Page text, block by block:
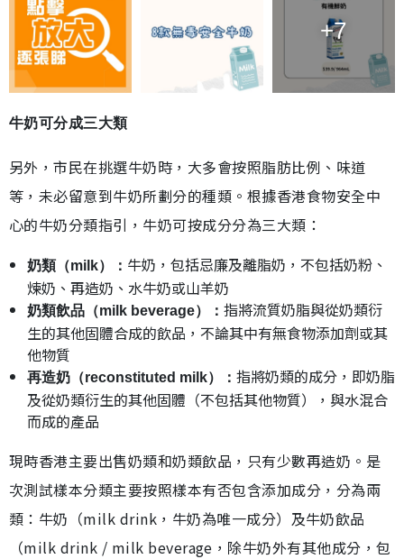
+7
牛奶可分成三大類
另外，市民在挑選牛奶時，大多會按照脂肪比例、味道
等，未必留意到牛奶所劃分的種類。根據香港食物安全中
心的牛奶分類指引，牛奶可按成分分為三大類：
奶類（milk）： 牛奶，包括忌廉及離脂奶，不包括奶粉、
煉奶、再造奶、水牛奶或山羊奶
奶類飲品（milk beverage）： 指將流質奶脂與從奶類衍
生的其他固體合成的飲品，不論其中有無食物添加劑或其
他物質
再造奶（reconstituted milk）： 指將奶類的成分，即奶脂
及從奶類衍生的其他固體（不包括其他物質），與水混合
而成的產品
現時香港主要出售奶類和奶類飲品，只有少數再造奶。是
次測試樣本分類主要按照樣本有否包含添加成分，分為兩
類：牛奶（milk drink，牛奶為唯一成分）及牛奶飲品
（milk drink / milk beverage，除牛奶外有其他成分，包